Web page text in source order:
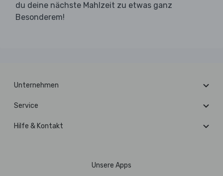
du deine nächste Mahlzeit zu etwas ganz
Besonderem!
Unternehmen
Service
Hilfe & Kontakt
Unsere Apps